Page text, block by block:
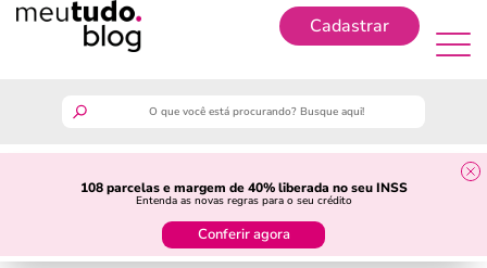
Cadastrar
108 parcelas e margem de 40% liberada no seu INSS
Entenda as novas regras para o seu crédito
Conferir agora
guia do trabalhador